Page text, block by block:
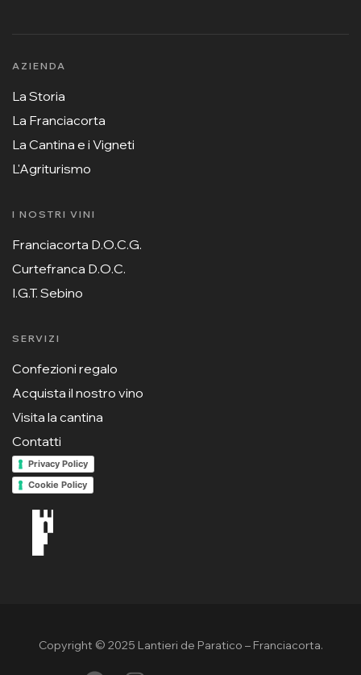
AZIENDA
La Storia
La Franciacorta
La Cantina e i Vigneti
L'Agriturismo
I NOSTRI VINI
Franciacorta D.O.C.G.
Curtefranca D.O.C.
I.G.T. Sebino
SERVIZI
Confezioni regalo
Acquista il nostro vino
Visita la cantina
Contatti
Privacy Policy
Cookie Policy
Copyright © 2025 Lantieri de Paratico – Franciacorta.